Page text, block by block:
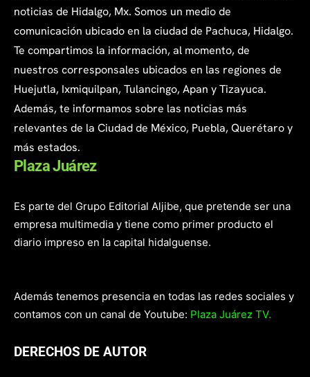
noticias de Hidalgo, Mx. Somos un medio de
comunicación ubicado en la ciudad de Pachuca, Hidalgo.
Te compartimos la información, al momento, de
nuestros corresponsales ubicados en las regiones de
Huejutla, Ixmiquilpan, Tulancingo, Apan y Tizayuca.
Además, te informamos sobre las noticias más
relevantes de la Ciudad de México, Puebla, Querétaro y
más estados.
Plaza Juárez
Es parte del Grupo Editorial Aljibe, que pretende ser una
empresa multimedia y tiene como primer producto el
diario impreso en la capital hidalguense.
Además tenemos presencia en todas las redes sociales y
contamos con un canal de Youtube: Plaza Juárez TV.
DERECHOS DE AUTOR